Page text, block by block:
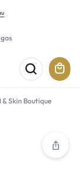
Skin Boutique